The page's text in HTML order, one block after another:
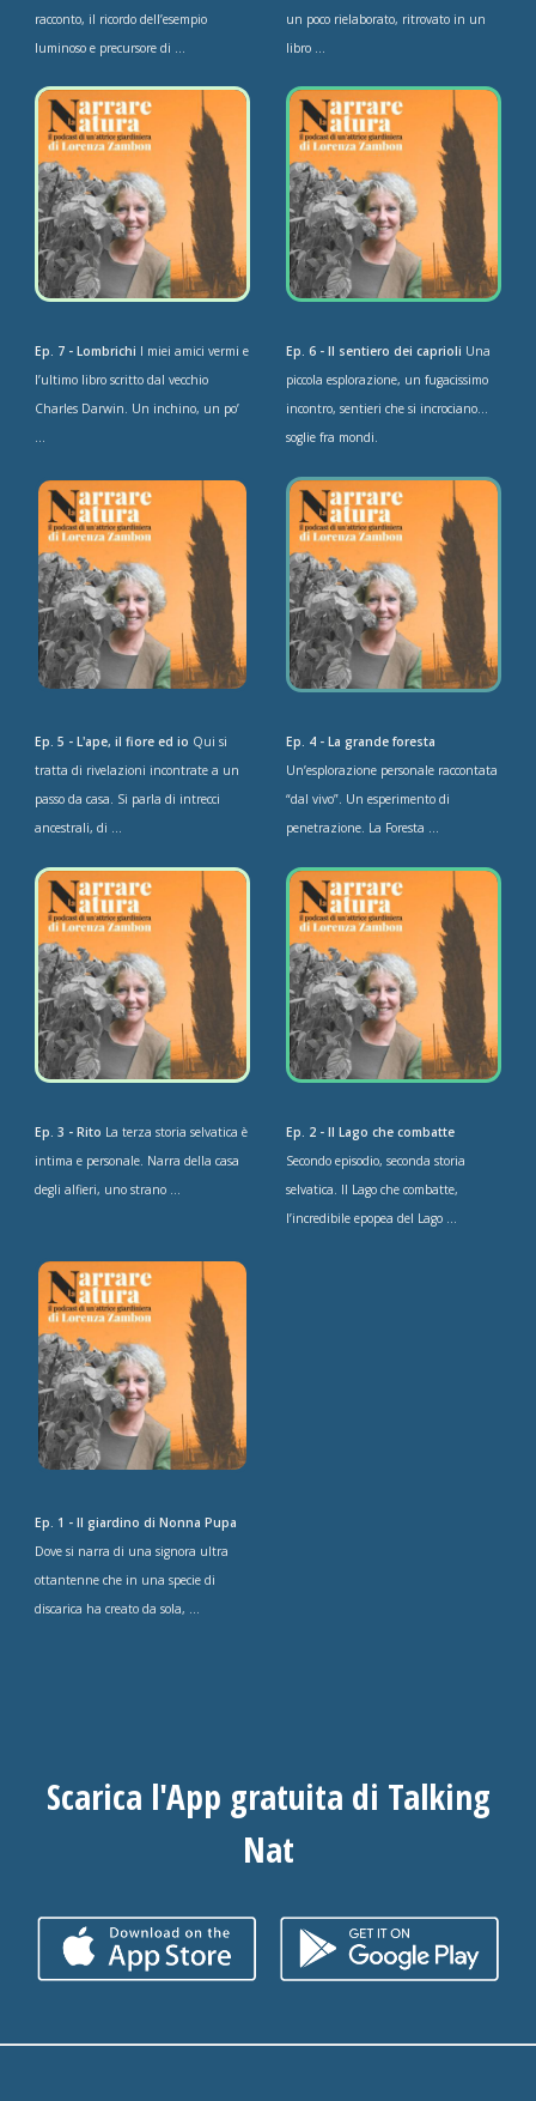
racconto, il ricordo dell’esempio
luminoso e precursore di ...
un poco rielaborato, ritrovato in un
libro ...
Ep. 7 - Lombrichi I miei amici vermi e
l’ultimo libro scritto dal vecchio
Charles Darwin. Un inchino, un po’
...
Ep. 6 - Il sentiero dei caprioli Una
piccola esplorazione, un fugacissimo
incontro, sentieri che si incrociano…
soglie fra mondi.
Ep. 5 - L'ape, il fiore ed io Qui si
tratta di rivelazioni incontrate a un
passo da casa. Si parla di intrecci
ancestrali, di ...
Ep. 4 - La grande foresta
Un’esplorazione personale raccontata
“dal vivo”. Un esperimento di
penetrazione. La Foresta ...
Ep. 3 - Rito La terza storia selvatica è
intima e personale. Narra della casa
degli alfieri, uno strano ...
Ep. 2 - Il Lago che combatte
Secondo episodio, seconda storia
selvatica. Il Lago che combatte,
l’incredibile epopea del Lago ...
Ep. 1 - Il giardino di Nonna Pupa
Dove si narra di una signora ultra
ottantenne che in una specie di
discarica ha creato da sola, ...
Scarica l'App gratuita di Talking
Nat